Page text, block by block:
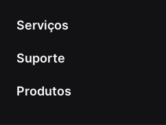
Serviços
Suporte
Produtos